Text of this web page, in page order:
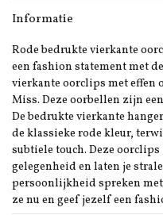
Informatie
Rode bedrukte vierkante
een fashion statement met
vierkante oorclips met effen
Miss. Deze oorbellen zijn
De bedrukte vierkante
de klassieke rode kleur,
subtiele touch. Deze
gelegenheid en laten je
persoonlijkheid spreken
ze nu en geef jezelf een